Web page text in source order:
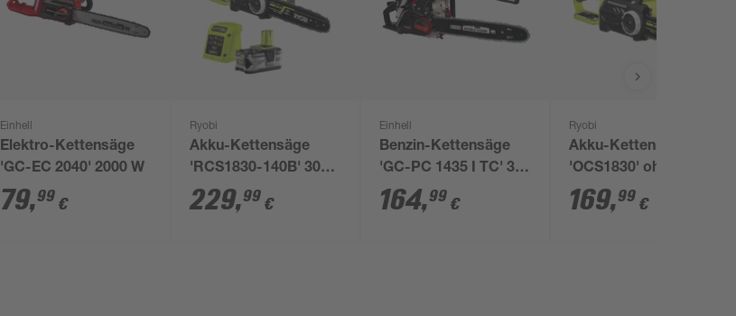
Einhell
Elektro-Kettensäge
'GC-EC 2040' 2000 W
79,99 €
Ryobi
Akku-Kettensäge
'RCS1830-140B' 30
cm 18 V mit Akku und
Ladegerät
229,99 €
Einhell
Benzin-Kettensäge
'GC-PC 1435 I TC' 35
cm 4-teilig
164,99 €
Ryobi
Akku-Kettensäge
'OCS1830' ohne Akku
169,99 €